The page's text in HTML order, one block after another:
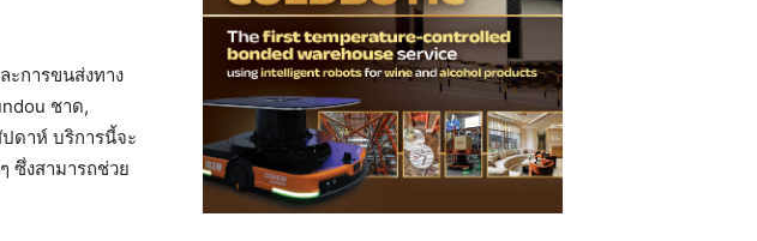
ะการขนส่งทาง
ชาด,
ปดาห์ บริการนี้จะ
ซึ่งสามารถช่วย